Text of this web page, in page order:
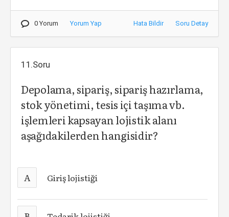
0 Yorum Yorum Yap Hata Bildir Soru Detay
11.Soru
Depolama, sipariş, sipariş hazırlama,
stok yönetimi, tesis içi taşıma vb.
işlemleri kapsayan lojistik alanı
aşağıdakilerden hangisidir?
A Giriş lojistiği